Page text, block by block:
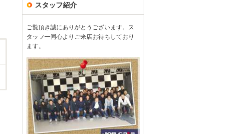
スタッフ紹介
ご覧頂き誠にありがとうございます。ス
タッフ一同心よりご来店お待ちしており
ます。